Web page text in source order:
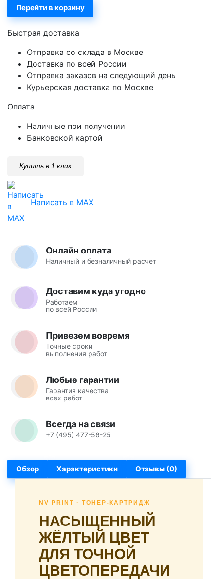
Перейти в корзину
Быстрая доставка
Отправка со склада в Москве
Доставка по всей России
Отправка заказов на следующий день
Курьерская доставка по Москве
Оплата
Наличные при получении
Банковской картой
Купить в 1 клик
Написать в MAX
Онлайн оплата
Наличный и безналичный расчет
Доставим куда угодно
Работаем
по всей России
Привезем вовремя
Точные сроки
выполнения работ
Любые гарантии
Гарантия качества
всех работ
Всегда на связи
+7 (495) 477-56-25
Обзор Характеристики Отзывы (0)
NV PRINT · ТОНЕР-КАРТРИДЖ
НАСЫЩЕННЫЙ
ЖЁЛТЫЙ ЦВЕТ
ДЛЯ ТОЧНОЙ
ЦВЕТОПЕРЕДАЧИ